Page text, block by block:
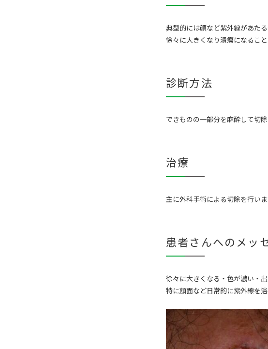
典型的には顔など紫外線があた
徐々に大きくなり潰瘍になること
診断方法
できものの一部分を麻酔して切
治療
主に外科手術による切除を行い
患者さんへのメッ
徐々に大きくなる・色が濃い・
特に顔面など日常的に紫外線を